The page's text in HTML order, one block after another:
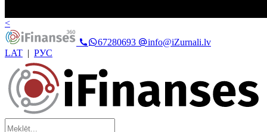
<
67280693
info@iZurnali.lv
LAT | РУС